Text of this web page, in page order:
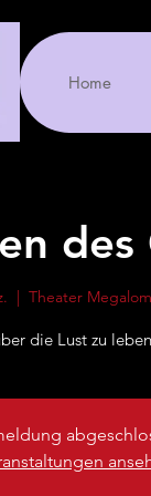
Home
des
  |
Theater
die Lust zu